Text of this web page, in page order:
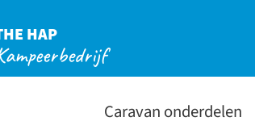
HAP
Caravan onderdelen